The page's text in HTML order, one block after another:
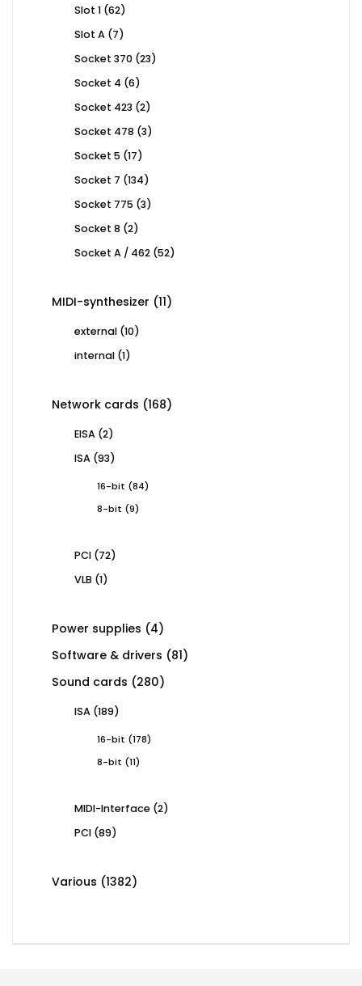
Slot 1 6262
Slot A 77
Socket 370 2323
Socket 4 66
Socket 423 22
Socket 478 33
Socket 5 1717
Socket 7 134134
Socket 775 33
Socket 8 22
Socket A / 462 5252
MIDI-synthesizer 1111
external 1010
internal 11
Network cards 168168
EISA 22
ISA 9393
16-bit 8484
8-bit
99
PCI 7272
VLB 11
Power supplies 44
Software & drivers 8181
Sound cards 280280
ISA 189189
16-bit 178178
8-bit
1111
MIDI-Interface 22
PCI 8989
Various 13821382